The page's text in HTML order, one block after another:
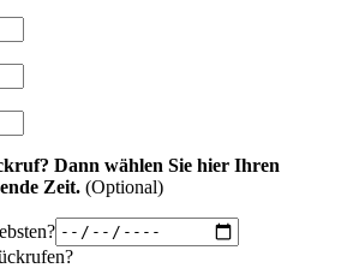
Dann wählen Sie hier Ihren
Zeit.(Optional)